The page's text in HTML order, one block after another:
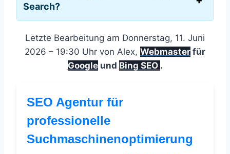
Search?
Letzte Bearbeitung am Donnerstag, 11. Juni
2026 – 19:30 Uhr von Alex, Webmaster für
Googleund Bing SEO .
SEO Agentur für
professionelle
Suchmaschinenoptimierung